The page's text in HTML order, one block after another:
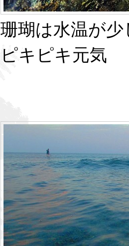
珊瑚は水温が
ピキピキ元気